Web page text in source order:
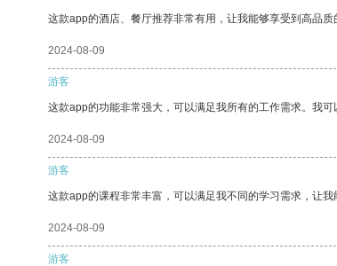
这款app的酒店、餐厅推荐非常有用，让我能够享受到高品质
2024-08-09
游客
这款app的功能非常强大，可以满足我所有的工作需求。我
2024-08-09
游客
这款app的课程非常丰富，可以满足我不同的学习需求，让我
2024-08-09
游客